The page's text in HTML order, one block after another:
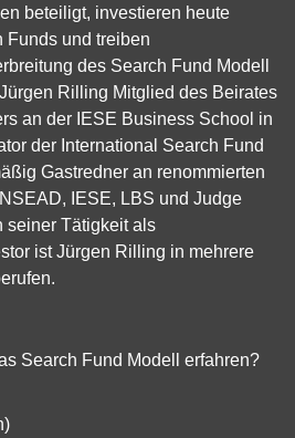
beteiligt, investieren heute
Funds und treiben
des Search Fund Modell
Rilling Mitglied des Beirates
an der IESE Business School in
der International Search Fund
Gastredner an renommierten
IESE, LBS und Judge
seiner Tätigkeit als
ist Jürgen Rilling in mehrere
Search Fund Modell erfahren?